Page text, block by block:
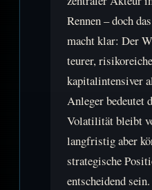
Rennen – doch
macht klar: Der
teurer,
kapitalintensiver
Anleger bedeutet
Volatilität bleibt
langfristig aber
strategische
entscheidend